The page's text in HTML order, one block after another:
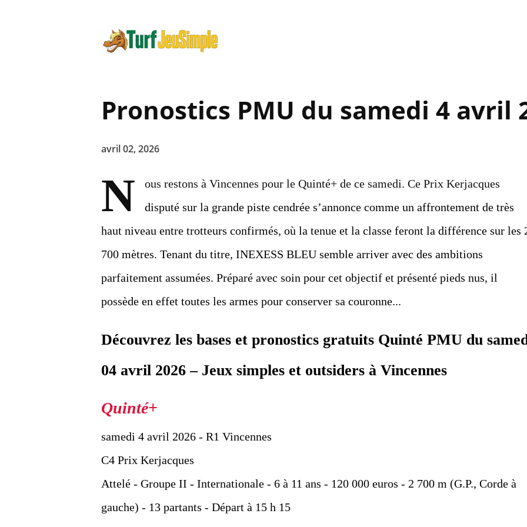
Pronostics PMU du samedi 4 avril
avril 02, 2026
N
ous restons à Vincennes pour le Quinté+ de ce samedi. Ce Prix Kerjacques
disputé sur la grande piste cendrée s’annonce comme un affrontement de très
haut niveau entre trotteurs confirmés, où la tenue et la classe feront la différence sur les
700 mètres. Tenant du titre, INEXESS BLEU semble arriver avec des ambitions
parfaitement assumées. Préparé avec soin pour cet objectif et présenté pieds nus, il
possède en effet toutes les armes pour conserver sa couronne...
Découvrez les bases et pronostics gratuits Quinté PMU du
04 avril 2026 – Jeux simples et outsiders à Vincennes
samedi 4 avril 2026 - R1 Vincennes
C4 Prix Kerjacques
Attelé - Groupe II - Internationale - 6 à 11 ans - 120 000 euros - 2 700 m (G.P., Corde à
gauche) - 13 partants - Départ à 15 h 15